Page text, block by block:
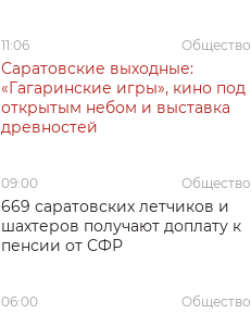
11:06 Общество
Саратовские выходные:
«Гагаринские игры», кино под
открытым небом и выставка
древностей
09:00 Общество
669 саратовских летчиков и
шахтеров получают доплату к
пенсии от СФР
06:00 Общество